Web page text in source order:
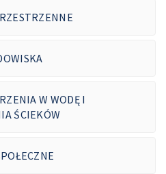
W WODĘ I
ŚCIEKÓW